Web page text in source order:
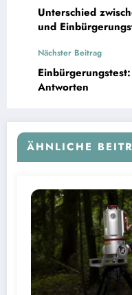
Unterschied
und
Nächster Beitrag
Antworten
ÄHNLICHE